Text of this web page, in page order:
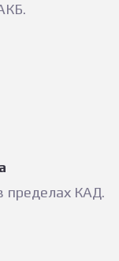
пределах КАД.